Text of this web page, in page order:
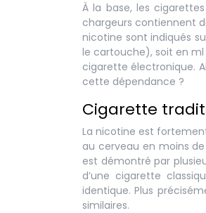
À la base, les
chargeurs contiennent
nicotine sont indiqués
le cartouche), soit en
cigarette électronique.
cette dépendance ?
Cigarette
La nicotine est
au cerveau en moins
est démontré par
d’une cigarette
identique. Plus
similaires.